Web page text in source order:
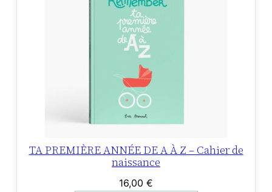
TA PREMIÈRE ANNÉE DE A À Z – Cahier de
naissance
16,00 €